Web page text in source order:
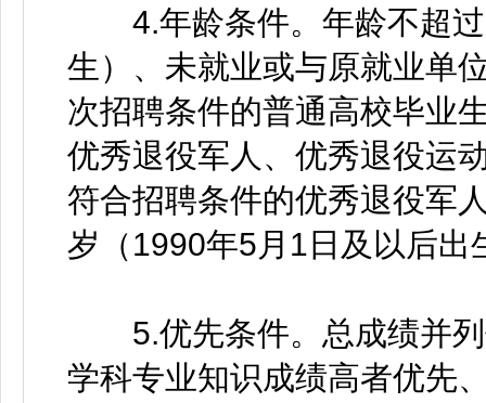
4.年龄条件。年龄不超过
生）、未就业或与原就业单
次招聘条件的普通高校毕业
优秀退役军人、优秀退役运
符合招聘条件的优秀退役军
岁（1990年5月1日及以后出
5.优先条件。总成绩并列
学科专业知识成绩高者优先